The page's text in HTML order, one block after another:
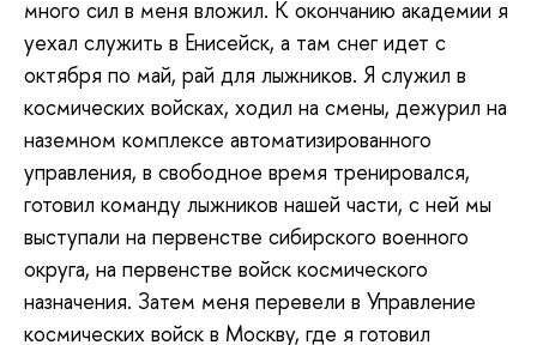
много сил в меня вложил. К окончанию академии я
уехал служить в Енисейск, а там снег идет с
октября по май, рай для лыжников. Я служил в
космических войсках, ходил на смены, дежурил на
наземном комплексе автоматизированного
управления, в свободное время тренировался,
готовил команду лыжников нашей части, с ней мы
выступали на первенстве сибирского военного
округа, на первенстве войск космического
назначения. Затем меня перевели в Управление
космических войск в Москву, где я готовил